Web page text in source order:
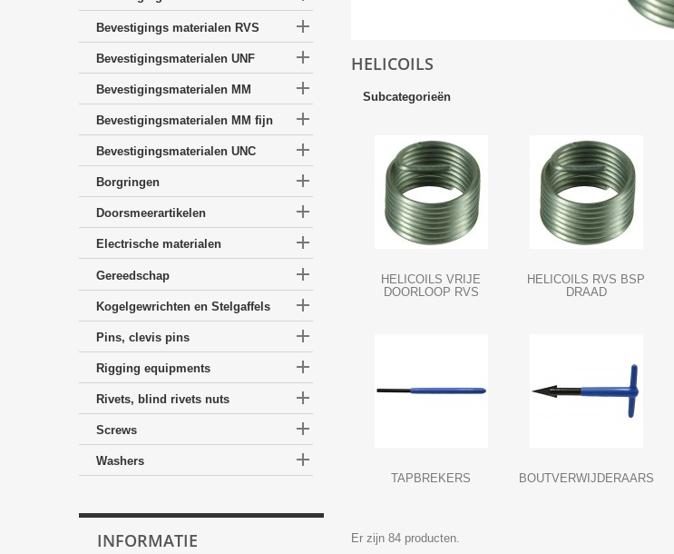
Bevestigings materialen RVS 
Bevestigingsmaterialen UNF 
Bevestigingsmaterialen MM 
Bevestigingsmaterialen MM fijn 
Bevestigingsmaterialen UNC 
Borgringen 
Doorsmeerartikelen 
Electrische materialen 
Gereedschap 
Kogelgewrichten en Stelgaffels 
Pins, clevis pins 
Rigging equipments 
Rivets, blind rivets nuts 
Screws 
Washers 
INFORMATIE
HELICOILS
Subcategorieën
HELICOILS VRIJE
DOORLOOP RVS
HELICOILS RVS BSP
DRAAD
TAPBREKERS BOUTVERWIJDERAARS
Er zijn 84 producten.